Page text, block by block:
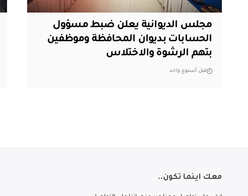
مجلس الديوانية يعلن ضبط مسؤول
الحسابات بديوان المحافظة وموظفين
بتهم الرشوة والاختلاس
قبل أسبوع واحد
معك اينما تكون..